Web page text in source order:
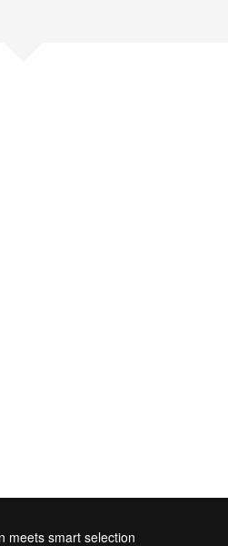
meets smart selection